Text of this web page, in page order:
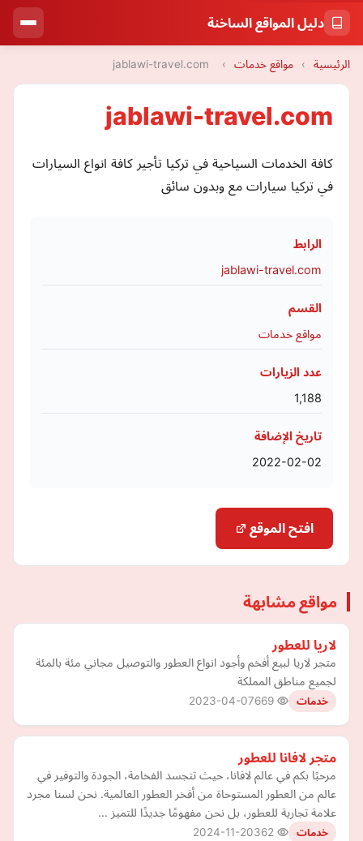
دليل المواقع الساخنة
الرئيسية › مواقع خدمات ›
jablawi-travel.com
jablawi-travel.com
كافة الخدمات السياحية في تركيا تأجير كافة انواع السيارات
في تركيا سيارات مع وبدون سائق
الرابط
jablawi-travel.com
القسم
مواقع خدمات
عدد الزيارات
1,188
تاريخ الإضافة
2022-02-02
افتح الموقع
مواقع مشابهة
لاريا للعطور
متجر لاريا لبيع أفخم وأجود انواع العطور والتوصيل مجاني مئة بالمئة
لجميع مناطق المملكة
خدمات 2023-04-07
متجر لافانا للعطور
مرحبًا بكم في عالم لافانا، حيث تتجسد الفخامة، الجودة والتوفير في
عالم من العطور المستوحاة من أفخر العطور العالمية. نحن لسنا مجرد
علامة تجارية للعطور، بل نحن مفهومًا جديدًا للتميز …
خدمات 2024-11-20